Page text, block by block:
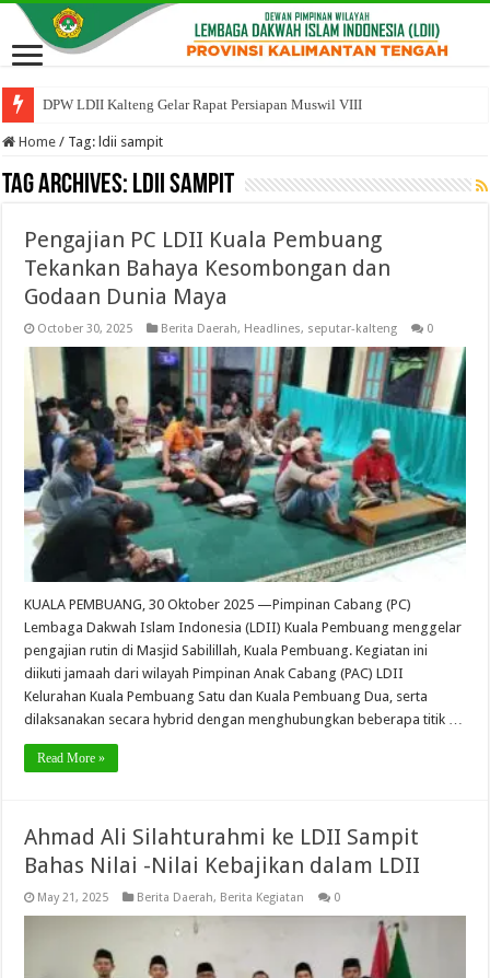
DPW LDII Kalteng Gelar Rapat Persiapan Muswil VIII
Home / Tag: ldii sampit
Tag Archives: ldii sampit
Pengajian PC LDII Kuala Pembuang
Tekankan Bahaya Kesombongan dan
Godaan Dunia Maya
October 30, 2025 Berita Daerah, Headlines, seputar-kalteng 0
KUALA PEMBUANG, 30 Oktober 2025 —Pimpinan Cabang (PC)
Lembaga Dakwah Islam Indonesia (LDII) Kuala Pembuang menggelar
pengajian rutin di Masjid Sabilillah, Kuala Pembuang. Kegiatan ini
diikuti jamaah dari wilayah Pimpinan Anak Cabang (PAC) LDII
Kelurahan Kuala Pembuang Satu dan Kuala Pembuang Dua, serta
dilaksanakan secara hybrid dengan menghubungkan beberapa titik …
Read More »
Ahmad Ali Silahturahmi ke LDII Sampit
Bahas Nilai -Nilai Kebajikan dalam LDII
May 21, 2025 Berita Daerah, Berita Kegiatan 0